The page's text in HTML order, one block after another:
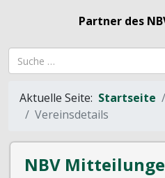
Partner des
Suchbegriff
Aktuelle Seite: Startseite
Vereinsdetails
NBV